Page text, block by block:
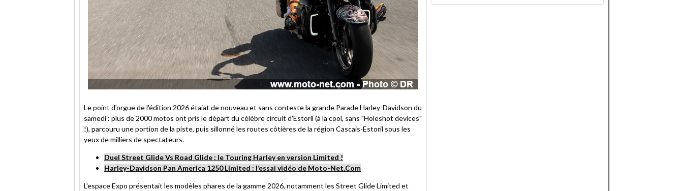
Le point d'orgue de l'édition 2026 étaiat de nouveau et sans conteste la grande Parade Harley-Davidson du
samedi : plus de 2000 motos ont pris le départ du célèbre circuit d'Estoril (à la cool, sans "Holeshot devices"
!), parcouru une portion de la piste, puis sillonné les routes côtières de la région Cascais-Estoril sous les
yeux de milliers de spectateurs.
Duel Street Glide Vs Road Glide : le Touring Harley en version Limited !
Harley-Davidson Pan America 1250 Limited : l’essai vidéo de Moto-Net.Com
L'espace Expo présentait les modèles phares de la gamme 2026, notamment les Street Glide Limited et